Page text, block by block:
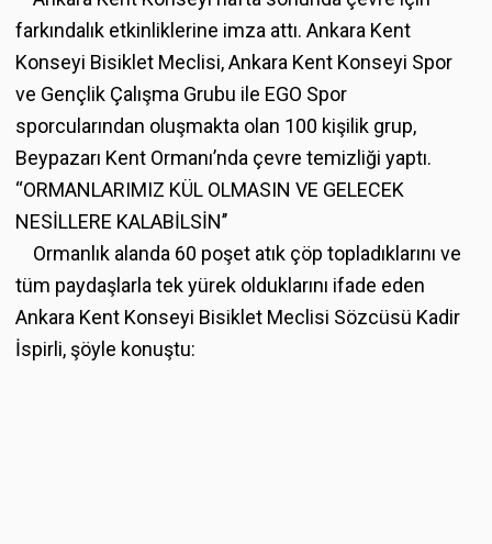
farkındalık etkinliklerine imza attı. Ankara Kent
Konseyi Bisiklet Meclisi, Ankara Kent Konseyi Spor
ve Gençlik Çalışma Grubu ile EGO Spor
sporcularından oluşmakta olan 100 kişilik grup,
Beypazarı Kent Ormanı’nda çevre temizliği yaptı.
‘‘ORMANLARIMIZ KÜL OLMASIN VE GELECEK
NESİLLERE KALABİLSİN’’
Ormanlık alanda 60 poşet atık çöp topladıklarını ve
tüm paydaşlarla tek yürek olduklarını ifade eden
Ankara Kent Konseyi Bisiklet Meclisi Sözcüsü Kadir
İspirli, şöyle konuştu: